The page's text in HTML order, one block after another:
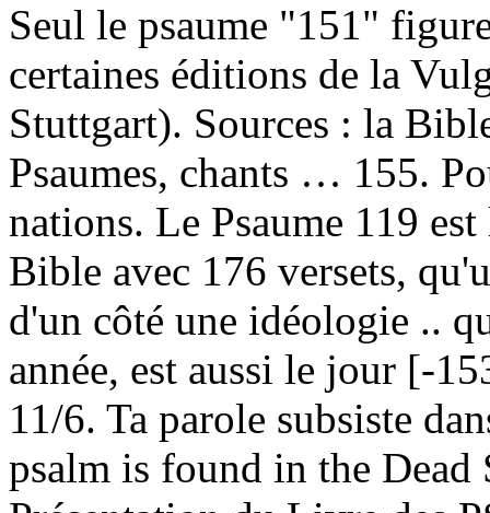
Seul le psaume "151"
certaines éditions de la
Stuttgart). Sources : la
Psaumes, chants … 155.
nations. Le Psaume 119
Bible avec 176 versets,
d'un côté une idéologie ..
année, est aussi le jour [-
11/6. Ta parole subsiste
psalm is found in the Dead